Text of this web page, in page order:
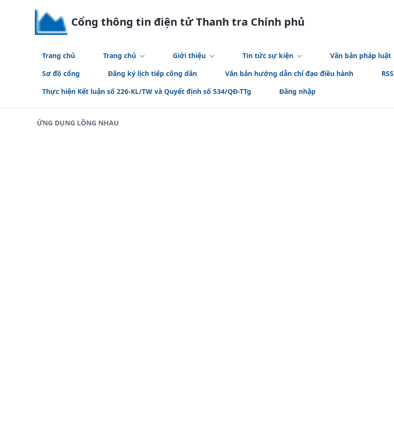
Skip to Main Content
Cổng thông tin điện tử Thanh tra Chính phủ
Trang chủ Trang chủ Giới thiệu Tin tức sự kiện Văn bản pháp luật
Sơ đồ cổng
Đăng ký lịch tiếp công dân Văn bản hướng dẫn chỉ đạo điều hành RSS
Thực hiện Kết luận số 226-KL/TW và Quyết định số 534/QĐ-TTg
Đăng nhập
ỨNG DỤNG LỒNG NHAU